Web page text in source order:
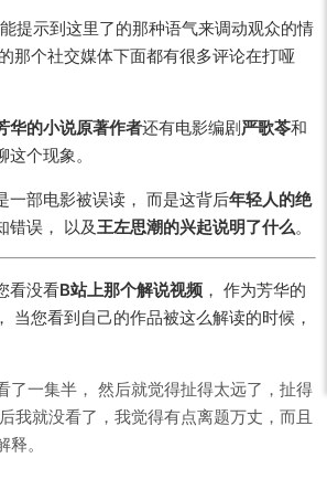
提示到这里了的那种语气来调动观众的情
那个社交媒体下面都有很多评论在打哑
华的小说原著作者还有电影编剧严歌苓和
个现象。
一部电影被误读， 而是这背后年轻人的绝
错误， 以及王左思潮的兴起说明了什么。
看没看B站上那个解说视频 ， 作为芳华的
当您看到自己的作品被这么解读的时候，
了一集半， 然后就觉得扯得太远了，扯得
我就没看了，我觉得有点离题万丈，而且
。